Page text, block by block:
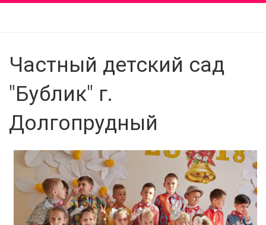
Частный детский сад
"Бублик" г.
Долгопрудный